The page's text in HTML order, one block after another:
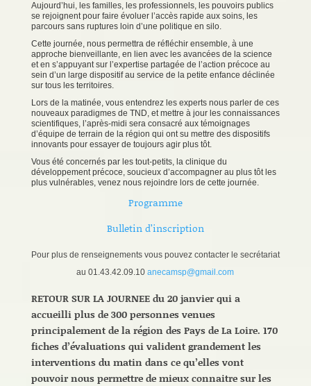
Aujourd’hui, les familles, les professionnels, les pouvoirs publics
se rejoignent pour faire évoluer l’accès rapide aux soins, les
parcours sans ruptures loin d’une politique en silo.
Cette journée, nous permettra de réfléchir ensemble, à une
approche bienveillante, en lien avec les avancées de la science
et en s’appuyant sur l’expertise partagée de l’action précoce au
sein d’un large dispositif au service de la petite enfance déclinée
sur tous les territoires.
Lors de la matinée, vous entendrez les experts nous parler de ces
nouveaux paradigmes de TND, et mettre à jour les connaissances
scientifiques, l’après-midi sera consacré aux témoignages
d’équipe de terrain de la région qui ont su mettre des dispositifs
innovants pour essayer de toujours agir plus tôt.
Vous été concernés par les tout-petits, la clinique du
développement précoce, soucieux d’accompagner au plus tôt les
plus vulnérables, venez nous rejoindre lors de cette journée.
Programme
Bulletin d’inscription
Pour plus de renseignements vous pouvez contacter le secrétariat
au 01.43.42.09.10anecamsp@gmail.com
RETOUR SUR LA JOURNEE du 20 janvier qui a
accueilli plus de 300 personnes venues
principalement de la région des Pays de La Loire. 170
fiches d’évaluations qui valident grandement les
interventions du matin dans ce qu’elles vont
pouvoir nous permettre de mieux connaitre sur les